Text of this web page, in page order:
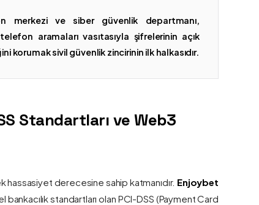
merkezi ve siber güvenlik departmanı,
aramaları vasıtasıyla şifrelerinin açık
sivil güvenlik zincirinin ilk halkasıdır.
Standartları ve Web3
hassasiyet derecesine sahip katmanıdır. Enjoybet
standartları olan PCI-DSS (Payment Card